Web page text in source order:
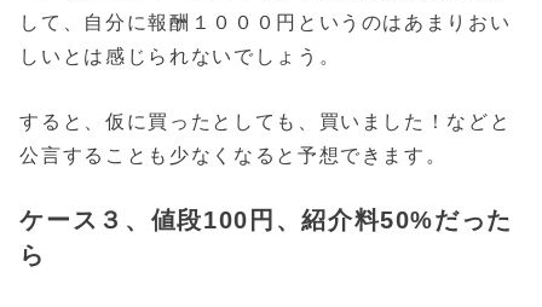
して、自分に報酬１０００円というのはあまりおい
しいとは感じられないでしょう。
すると、仮に買ったとしても、買いました！などと
公言することも少なくなると予想できます。
ケース３、値段100円、紹介料50%だった
ら